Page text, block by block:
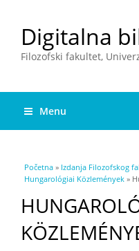
Digitalna
Filozofski fakultet,
Menu
You are here
Početna » Izdanja Filozofskog
Hungarológiai Közlemények »